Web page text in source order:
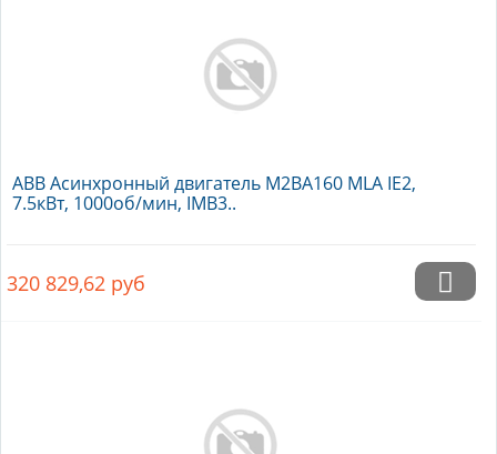
ABB Асинхронный двигатель M2BA160 MLA IE2,
7.5кВт, 1000об/мин, IMB3..
320 829,62 руб